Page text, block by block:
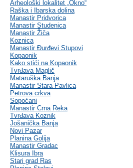
Arheološki lokalitet „Okno“
Raška i Ibarska dolina
Manastir Pridvorica
Manastir Studenica
Manastir Žiča
Koznica
Manastir Đurđevi Stupovi
Kopaonik
Kako stići na Kopaonik
Tvrđava Maglič
Mataruška Banja
Manastir Stara Pavlica
Petrova crkva
Sopoćani
Manastir Crna Reka
Tvrđava Koznik
Jošanička Banja
Novi Pazar
Planina Golija
Manastir Gradac
Klisura Ibra
Stari grad Ras